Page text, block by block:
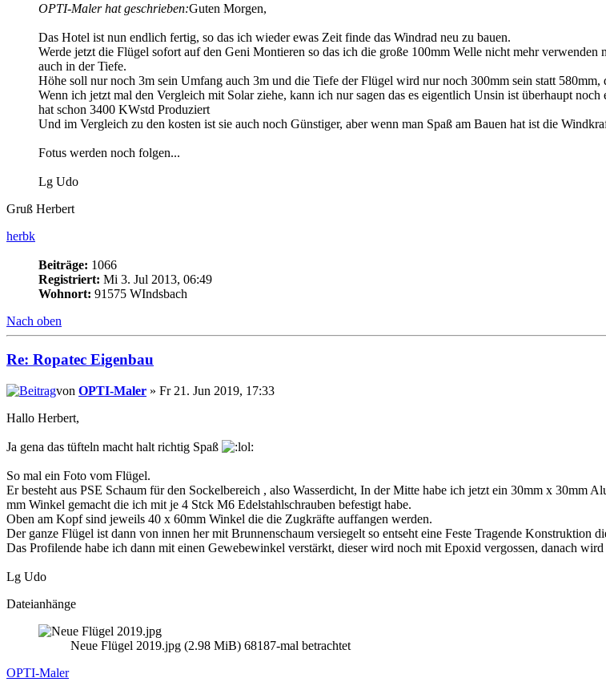
OPTI-Maler hat geschrieben:Guten Morgen,
Das Hotel ist nun endlich fertig, so das ich wieder ewas Zeit finde das Windrad neu zu bauen.
Werde jetzt die Flügel sofort auf den Geni Montieren so das ich die große 100mm Welle nicht mehr
auch in der Tiefe.
Höhe soll nur noch 3m sein Umfang auch 3m und die Tiefe der Flügel wird nur noch 300mm sein statt
Wenn ich jetzt mal den Vergleich mit Solar ziehe, kann ich nur sagen das es eigentlich Unsin ist überhaupt
hat schon 3400 KWstd Produziert
Und im Vergleich zu den kosten ist sie auch noch Günstiger, aber wenn man Spaß am Bauen hat ist die
Fotus werden noch folgen...
Lg Udo
Gruß Herbert
herbk
Beiträge: 1066
Registriert: Mi 3. Jul 2013, 06:49
Wohnort: 91575 WIndsbach
Nach oben
Re: Ropatec Eigenbau
von OPTI-Maler » Fr 21. Jun 2019, 17:33
Hallo Herbert,
Ja gena das tüfteln macht halt richtig Spaß
So mal ein Foto vom Flügel.
Er besteht aus PSE Schaum für den Sockelbereich , also Wasserdicht, In der Mitte habe ich jetzt ein 30mm x
mm Winkel gemacht die ich mit je 4 Stck M6 Edelstahlschrauben befestigt habe.
Oben am Kopf sind jeweils 40 x 60mm Winkel die die Zugkräfte auffangen werden.
Der ganze Flügel ist dann von innen her mit Brunnenschaum versiegelt so entseht eine Feste Tragende Konstruktion
Das Profilende habe ich dann mit einen Gewebewinkel verstärkt, dieser wird noch mit Epoxid vergossen, danach
Lg Udo
Dateianhänge
Neue Flügel 2019.jpg (2.98 MiB) 68187-mal betrachtet
OPTI-Maler